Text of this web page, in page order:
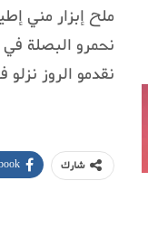
ملح إبزار مني
نحمرو البصلة
نقدمو الروز
شارك